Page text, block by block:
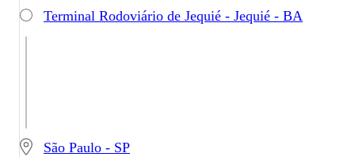
Terminal Rodoviário de Jequié - Jequié - BA
São Paulo - SP